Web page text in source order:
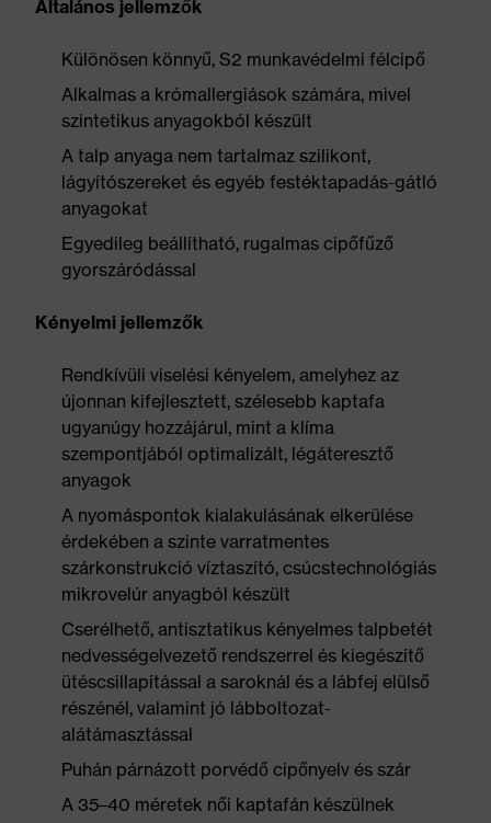
Általános jellemzők
Különösen könnyű, S2 munkavédelmi félcipő
Alkalmas a krómallergiások számára, mivel
szintetikus anyagokból készült
A talp anyaga nem tartalmaz szilikont,
lágyítószereket és egyéb festéktapadás-gátló
anyagokat
Egyedileg beállítható, rugalmas cipőfűző
gyorszáródással
Kényelmi jellemzők
Rendkívüli viselési kényelem, amelyhez az
újonnan kifejlesztett, szélesebb kaptafa
ugyanúgy hozzájárul, mint a klíma
szempontjából optimalizált, légáteresztő
anyagok
A nyomáspontok kialakulásának elkerülése
érdekében a szinte varratmentes
szárkonstrukció víztaszító, csúcstechnológiás
mikrovelúr anyagból készült
Cserélhető, antisztatikus kényelmes talpbetét
nedvességelvezető rendszerrel és kiegészítő
ütéscsillapítással a saroknál és a lábfej elülső
részénél, valamint jó lábboltozat-
alátámasztással
Puhán párnázott porvédő cipőnyelv és szár
A 35–40 méretek női kaptafán készülnek